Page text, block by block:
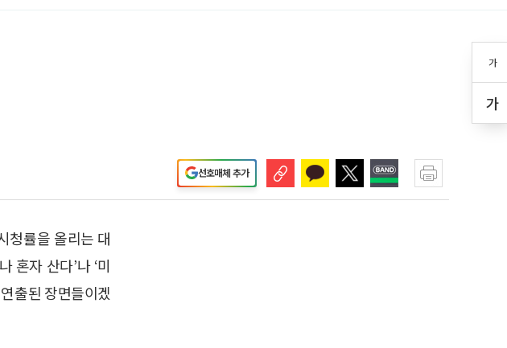
가
가
선호매체 추가
청률을 올리는 대
혼자 산다’나 ‘미
출된 장면들이겠